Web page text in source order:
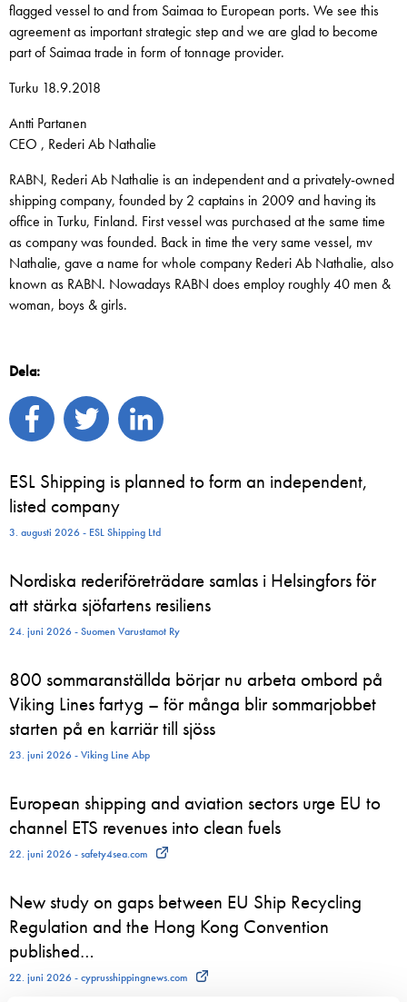
flagged vessel to and from Saimaa to European ports. We see this
agreement as important strategic step and we are glad to become
part of Saimaa trade in form of tonnage provider.
Turku 18.9.2018
Antti Partanen
CEO , Rederi Ab Nathalie
RABN, Rederi Ab Nathalie is an independent and a privately-owned
shipping company, founded by 2 captains in 2009 and having its
office in Turku, Finland. First vessel was purchased at the same time
as company was founded. Back in time the very same vessel, mv
Nathalie, gave a name for whole company Rederi Ab Nathalie, also
known as RABN. Nowadays RABN does employ roughly 40 men &
woman, boys & girls.
Dela:
ESL Shipping is planned to form an independent,
listed company
3. augusti 2026 - ESL Shipping Ltd
Nordiska rederiföreträdare samlas i Helsingfors för
att stärka sjöfartens resiliens
24. juni 2026 - Suomen Varustamot Ry
800 sommaranställda börjar nu arbeta ombord på
Viking Lines fartyg – för många blir sommarjobbet
starten på en karriär till sjöss
23. juni 2026 - Viking Line Abp
European shipping and aviation sectors urge EU to
channel ETS revenues into clean fuels
22. juni 2026 - safety4sea.com
New study on gaps between EU Ship Recycling
Regulation and the Hong Kong Convention
published…
22. juni 2026 - cyprusshippingnews.com